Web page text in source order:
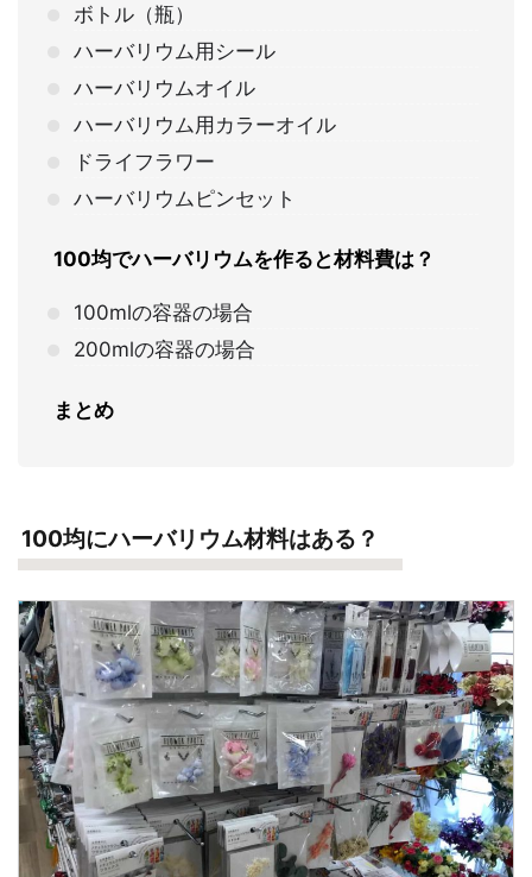
ボトル（瓶）
ハーバリウム用シール
ハーバリウムオイル
ハーバリウム用カラーオイル
ドライフラワー
ハーバリウムピンセット
100均でハーバリウムを作ると材料費は？
100mlの容器の場合
200mlの容器の場合
まとめ
100均にハーバリウム材料はある？